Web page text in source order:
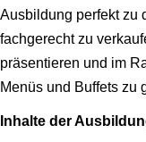
Ausbildung perfekt zu
fachgerecht zu
präsentieren und im
Menüs und Buffets zu
Inhalte der